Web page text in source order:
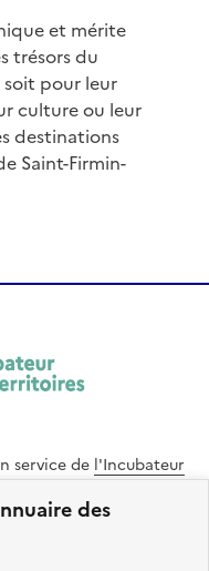
des
et mérite
trésors du
soit pour leur
culture ou leur
destinations
Saint-Firmin-
service de l'Incubateur
source de ce site web
de ce site est conçu